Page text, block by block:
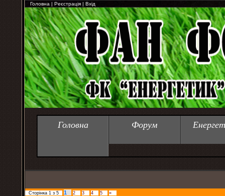
Головна | Реєстрація | Вхід
Головна Форум
Сторінка 1 з 5 1 2 3 4 5 »